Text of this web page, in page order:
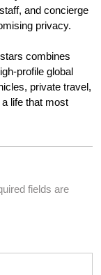
and concierge
privacy.
combines
profile global
private travel,
life that most
fields are